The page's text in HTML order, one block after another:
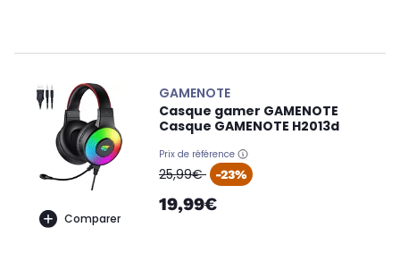
Comparer
GAMENOTE
Casque gamer GAMENOTE
Casque GAMENOTE H2013d
Prix de référence
oldPrice
25,99€ -23%
19,99€